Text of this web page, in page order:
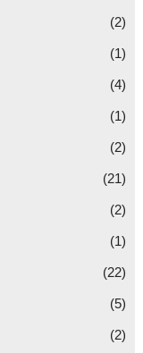
(2)
(1)
(4)
(1)
(2)
(21)
(2)
(1)
(22)
(5)
(2)